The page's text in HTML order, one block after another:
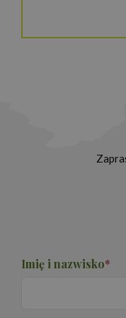
Imię i nazwisko*